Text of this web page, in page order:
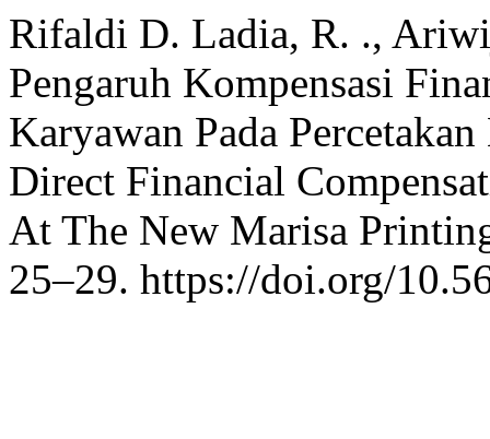
Rifaldi D. Ladia, R. .,
Pengaruh Kompensasi
Karyawan Pada
Direct Financial
At The New Marisa
25–29. https://doi.org/